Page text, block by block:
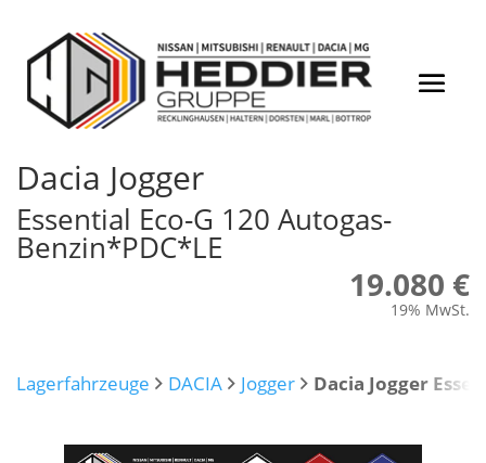
Dacia Jogger
Essential Eco-G 120 Autogas-
Benzin*PDC*LE
19.080 €
19% MwSt.
Lagerfahrzeuge DACIA Jogger Dacia Jogger